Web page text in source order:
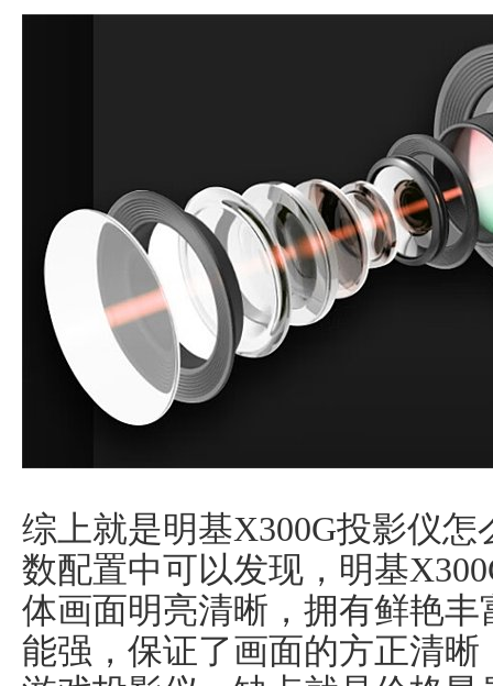
综上就是明基X300G投影仪
数配置中可以发现，明基
体画面明亮清晰，拥有鲜艳
能强，保证了画面的方正清